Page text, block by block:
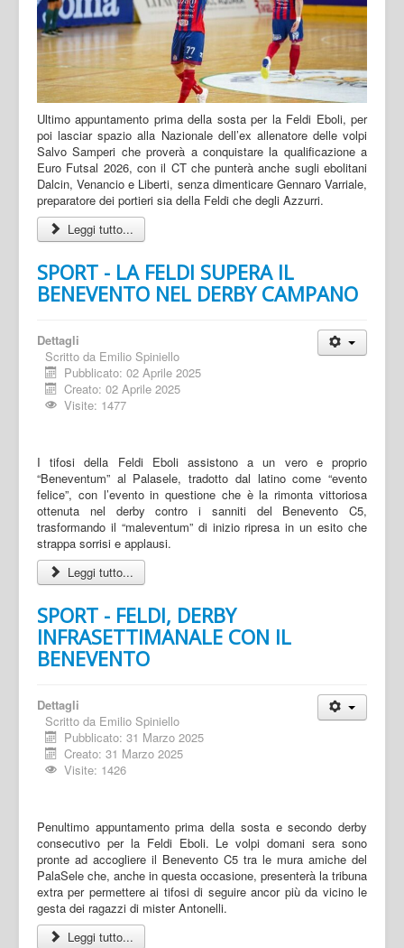
Ultimo appuntamento prima della sosta per la Feldi Eboli, per
poi lasciar spazio alla Nazionale dell’ex allenatore delle volpi
Salvo Samperi che proverà a conquistare la qualificazione a
Euro Futsal 2026, con il CT che punterà anche sugli ebolitani
Dalcin, Venancio e Liberti, senza dimenticare Gennaro Varriale,
preparatore dei portieri sia della Feldi che degli Azzurri.
Leggi tutto...
SPORT - LA FELDI SUPERA IL
BENEVENTO NEL DERBY CAMPANO
Dettagli
Scritto da Emilio Spiniello
Pubblicato: 02 Aprile 2025
Creato: 02 Aprile 2025
Visite: 1477
I tifosi della Feldi Eboli assistono a un vero e proprio
“Beneventum” al Palasele, tradotto dal latino come “evento
felice”, con l’evento in questione che è la rimonta vittoriosa
ottenuta nel derby contro i sanniti del Benevento C5,
trasformando il “maleventum” di inizio ripresa in un esito che
strappa sorrisi e applausi.
Leggi tutto...
SPORT - FELDI, DERBY
INFRASETTIMANALE CON IL
BENEVENTO
Dettagli
Scritto da Emilio Spiniello
Pubblicato: 31 Marzo 2025
Creato: 31 Marzo 2025
Visite: 1426
Penultimo appuntamento prima della sosta e secondo derby
consecutivo per la Feldi Eboli. Le volpi domani sera sono
pronte ad accogliere il Benevento C5 tra le mura amiche del
PalaSele che, anche in questa occasione, presenterà la tribuna
extra per permettere ai tifosi di seguire ancor più da vicino le
gesta dei ragazzi di mister Antonelli.
Leggi tutto...